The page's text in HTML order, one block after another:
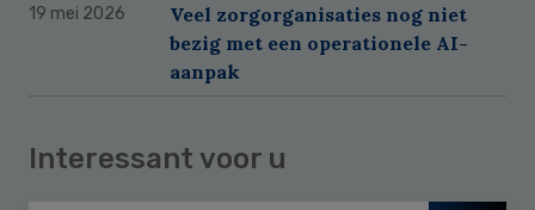
19 mei 2026
Veel zorgorganisaties nog niet
bezig met een operationele AI-
aanpak
Interessant voor u